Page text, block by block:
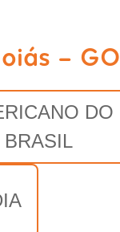
- GO
DO
BRASIL